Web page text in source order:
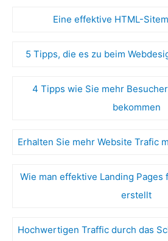
Eine effektive HTML-
5 Tipps, die es zu beim
4 Tipps wie Sie mehr
bekommen
Erhalten Sie mehr Website Trafic
Wie man effektive Landing Pages
erstellt
Hochwertigen Traffic durch das